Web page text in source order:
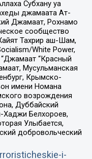
Субхану уа
джамаата Ат-
Джамаат, Рохнамо
сообщество
Тахрир аш-Шам,
White Power,
“Джамаат “Красный
Мусульманская
Крымско-
имени Номана
возрождения
Дуббайский
Хаджи Белхороев,
Улыбается,
добровольческий
i-